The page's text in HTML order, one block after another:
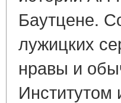
Баутцене.
лужицких
нравы и